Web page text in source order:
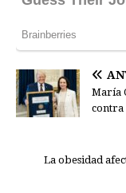
María
La obesidad